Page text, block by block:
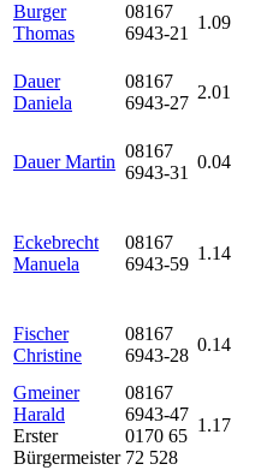
Burger
Thomas
08167
6943-21
1.09
Dauer
Daniela
08167
6943-27
2.01
Dauer Martin
08167
6943-31
0.04
Eckebrecht
Manuela
08167
6943-59
1.14
Fischer
Christine
08167
6943-28
0.14
Gmeiner
Harald
Erster
Bürgermeister
08167
6943-47
0170 65
72 528
1.17